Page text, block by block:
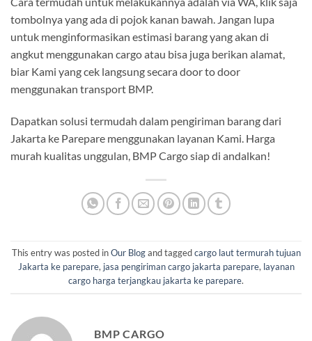
tombolnya yang ada di pojok kanan bawah. Jangan lupa
untuk menginformasikan estimasi barang yang akan di
angkut menggunakan cargo atau bisa juga berikan alamat,
biar Kami yang cek langsung secara door to door
menggunakan transport BMP.
Dapatkan solusi termudah dalam pengiriman barang dari
Jakarta ke Parepare menggunakan layanan Kami. Harga
murah kualitas unggulan, BMP Cargo siap di andalkan!
This entry was posted inOur Blogand taggedcargo laut termurah tujuan
Jakarta ke parepare, jasa pengiriman cargo jakarta parepare, layanan
cargo harga terjangkau jakarta ke parepare.
BMP CARGO